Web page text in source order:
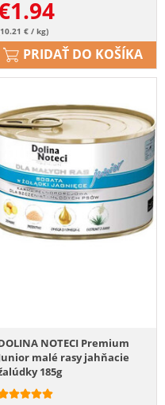
1.94
€ / kg)
PRIDAŤ DO KOŠÍKA
NOTECI Premium
malé rasy jahňacie
185g